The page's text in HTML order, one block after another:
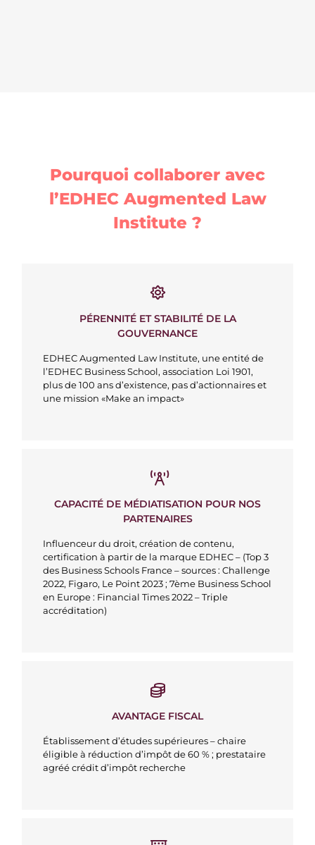
Pourquoi collaborer avec
l’EDHEC Augmented Law
Institute ?
PÉRENNITÉ ET STABILITÉ DE LA
GOUVERNANCE
EDHEC Augmented Law Institute, une entité de
l’EDHEC Business School, association Loi 1901,
plus de 100 ans d’existence, pas d’actionnaires et
une mission «Make an impact»
CAPACITÉ DE MÉDIATISATION POUR NOS
PARTENAIRES
Influenceur du droit, création de contenu,
certification à partir de la marque EDHEC – (Top 3
des Business Schools France – sources : Challenge
2022, Figaro, Le Point 2023 ; 7ème Business School
en Europe : Financial Times 2022 – Triple
accréditation)
AVANTAGE FISCAL
Établissement d’études supérieures – chaire
éligible à réduction d’impôt de 60 % ; prestataire
agréé crédit d’impôt recherche